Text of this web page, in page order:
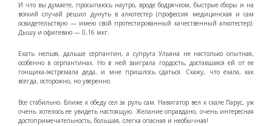
И что вы думаете, просыпаюсь наутро, вроде бодрячком, быстрые сборы и на
всякий случай решил дунуть в алкотестер (профессия медицинская и сам
освидетельствую — имею свой протестированный качественный алкотестер).
Дышу и офигеваю — 0,16 мкг.
Ехать нельзя, дальше серпантин, а супруга Ульяна не настолько опытная,
особенно в серпантинах. Но в ней заиграла гордость, доставшаяся ей от ее
гонщика-экстремала деда, и мне пришлось сдаться. Скажу, что ехала, как
всегда, осторожно, но уверенно.
Все стабильно. Ближе к обеду сел за руль сам. Навигатор вел к скале Парус, уж
очень хотелось ее увидеть настоящую. Желание оправдано, очень интересная
достопримечательность, большая, слегка опасная и необычная!